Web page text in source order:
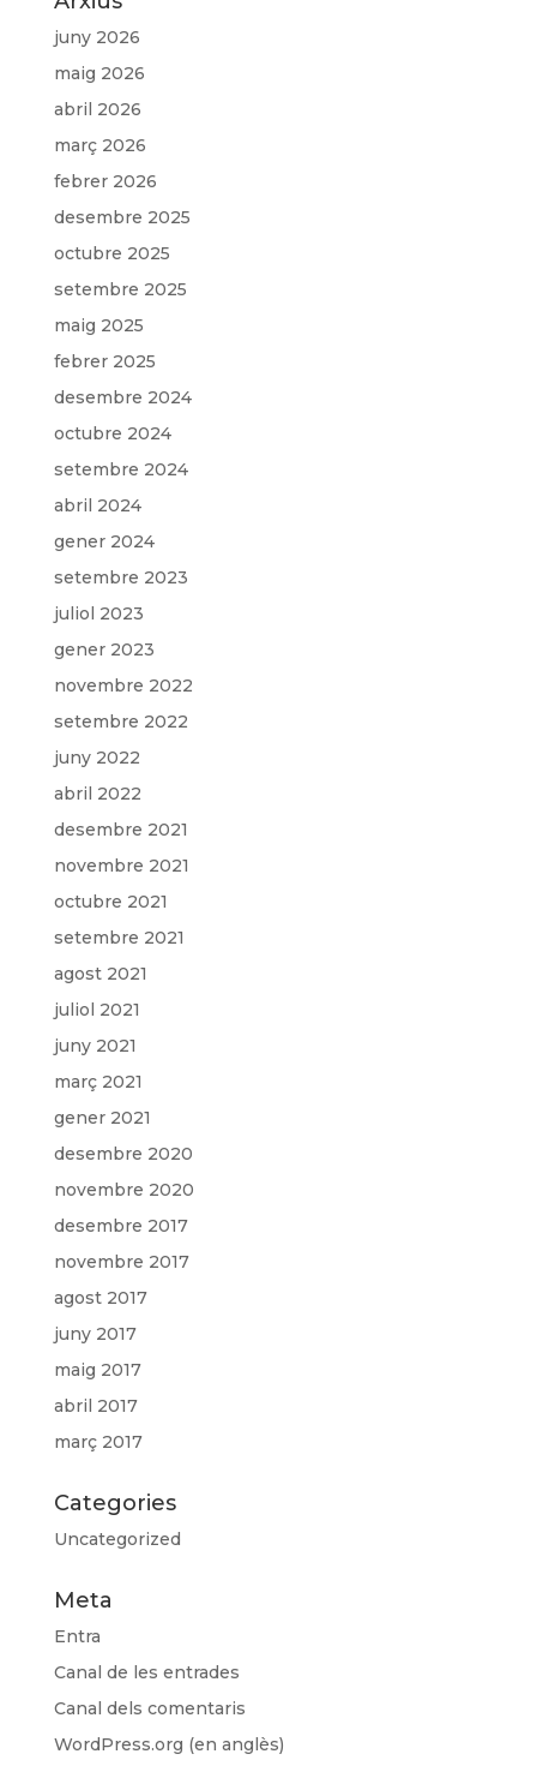
juny 2026
maig 2026
abril 2026
març 2026
febrer 2026
desembre 2025
octubre 2025
setembre 2025
maig 2025
febrer 2025
desembre 2024
octubre 2024
setembre 2024
abril 2024
gener 2024
setembre 2023
juliol 2023
gener 2023
novembre 2022
setembre 2022
juny 2022
abril 2022
desembre 2021
novembre 2021
octubre 2021
setembre 2021
agost 2021
juliol 2021
juny 2021
març 2021
gener 2021
desembre 2020
novembre 2020
desembre 2017
novembre 2017
agost 2017
juny 2017
maig 2017
abril 2017
març 2017
Categories
Uncategorized
Meta
Entra
Canal de les entrades
Canal dels comentaris
WordPress.org (en anglès)